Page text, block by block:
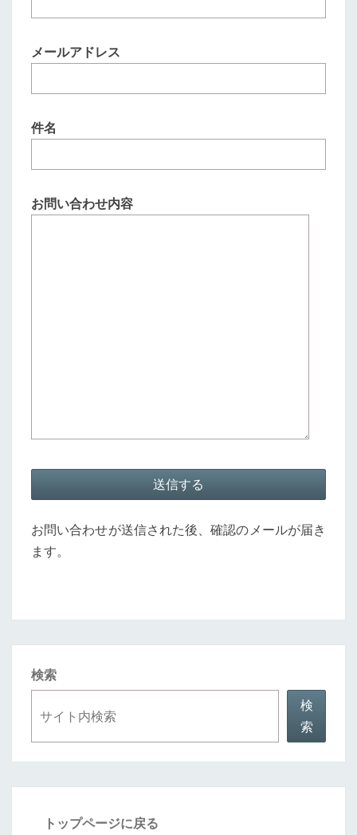
メールアドレス
件名
お問い合わせ内容
お問い合わせが送信された後、確認のメールが届き
ます。
検索
検
索
トップページに戻る